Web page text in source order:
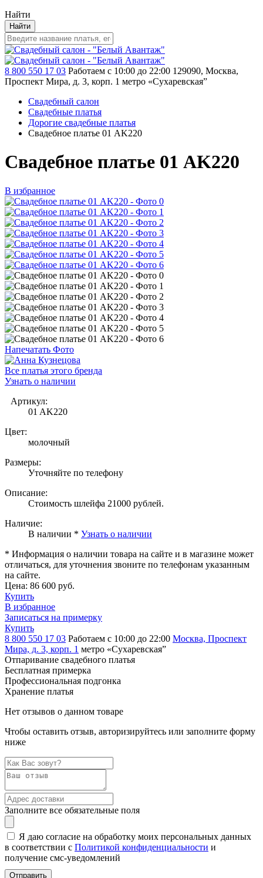
Найти
Найти
8 800 550 17 03 Работаем с 10:00 до 22:00 129090, Москва,
Проспект Мира, д. 3, корп. 1 метро «Сухаревская”
Свадебный салон
Свадебные платья
Дорогие свадебные платья
Свадебное платье 01 AK220
Свадебное платье 01 AK220
В избранное
Напечатать Фото
Все платья этого бренда
Узнать о наличии
Артикул:
01 AK220
Цвет:
молочный
Размеры:
Уточняйте по телефону
Описание:
Стоимость шлейфа 21000 рублей.
Наличие:
В наличии * Узнать о наличии
* Информация о наличии товара на сайте и в магазине может
отличаться, для уточнения звоните по телефонам указанным
на сайте.
Цена: 86 600 руб.
Купить
В избранное
Записаться на примерку
Купить
8 800 550 17 03 Работаем с 10:00 до 22:00 Москва, Проспект
Мира, д. 3, корп. 1 метро «Сухаревская”
Отпаривание свадебного платья
Бесплатная примерка
Профессиональная подгонка
Хранение платья
Нет отзывов о данном товаре
Чтобы оставить отзыв, авторизируйтесь или заполните форму
ниже
Заполните все обязательные поля
Я даю согласие на обработку моих персональных данных
в соответствии с Политикой конфиденциальности и
получение смс-уведомлений